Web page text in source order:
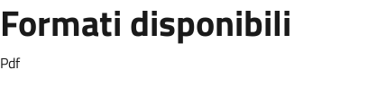
Formati disponibili
Pdf